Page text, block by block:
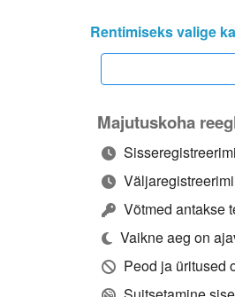
Rentimiseks valige
Majutuskoha
Võtmed antakse
Vaikne aeg on
Peod ja üritused